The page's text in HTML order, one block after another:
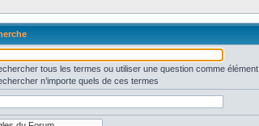
tous les termes ou utiliser une question comme élément
n’importe quels de ces termes